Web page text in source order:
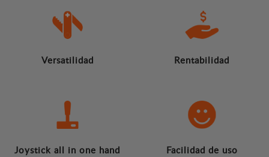
Versatilidad Rentabilidad
Joystick all in one hand Facilidad de uso